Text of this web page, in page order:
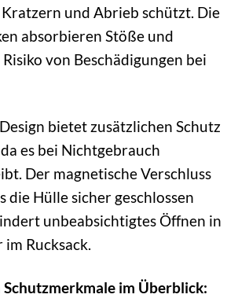
und Abrieb schützt. Die
absorbieren Stöße und
von Beschädigungen bei
bietet zusätzlichen Schutz
es bei Nichtgebrauch
Der magnetische Verschluss
die Hülle sicher geschlossen
unbeabsichtigtes Öffnen in
im Rucksack.
im Überblick: